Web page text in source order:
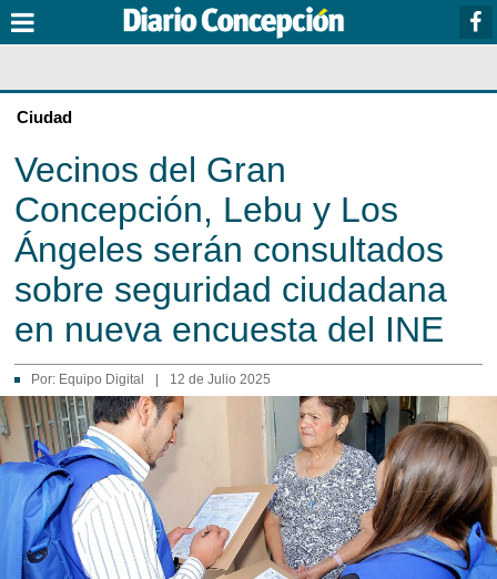
Ciudad
Vecinos del Gran
Concepción, Lebu y Los
Ángeles serán consultados
sobre seguridad ciudadana
en nueva encuesta del INE
Por: Equipo Digital 12 de Julio 2025